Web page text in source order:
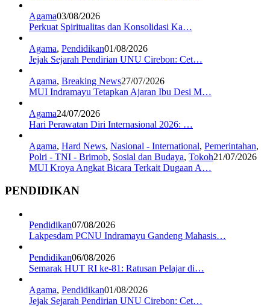
Agama03/08/2026
Perkuat Spiritualitas dan Konsolidasi Ka…
Agama, Pendidikan01/08/2026
Jejak Sejarah Pendirian UNU Cirebon: Cet…
Agama, Breaking News27/07/2026
MUI Indramayu Tetapkan Ajaran Ibu Desi M…
Agama24/07/2026
Hari Perawatan Diri Internasional 2026: …
Agama, Hard News, Nasional - International, Pemerintahan,
Polri - TNI - Brimob, Sosial dan Budaya, Tokoh21/07/2026
MUI Kroya Angkat Bicara Terkait Dugaan A…
PENDIDIKAN
Pendidikan07/08/2026
Lakpesdam PCNU Indramayu Gandeng Mahasis…
Pendidikan06/08/2026
Semarak HUT RI ke-81: Ratusan Pelajar di…
Agama, Pendidikan01/08/2026
Jejak Sejarah Pendirian UNU Cirebon: Cet…